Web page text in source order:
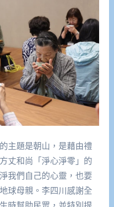
主題是朝山，是藉由禮
丈和尚「淨心淨零」的
我們自己的心靈，也要
球母親。李四川感謝全